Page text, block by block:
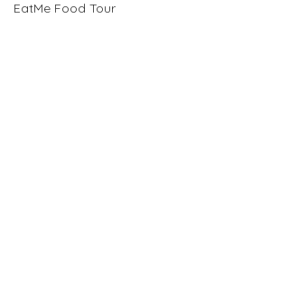
EatMe Food Tour